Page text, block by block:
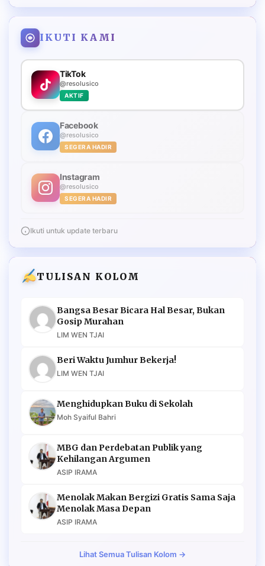
IKUTI KAMI
TikTok
@resolusico
AKTIF
Facebook
@resolusico
SEGERA HADIR
Instagram
@resolusico
SEGERA HADIR
Ikuti untuk update terbaru
TULISAN KOLOM
Bangsa Besar Bicara Hal Besar, Bukan
Gosip Murahan
LIM WEN TJAI
Beri Waktu Jumhur Bekerja!
LIM WEN TJAI
Menghidupkan Buku di Sekolah
Moh Syaiful Bahri
MBG dan Perdebatan Publik yang
Kehilangan Argumen
ASIP IRAMA
Menolak Makan Bergizi Gratis Sama Saja
Menolak Masa Depan
ASIP IRAMA
Lihat Semua Tulisan Kolom →